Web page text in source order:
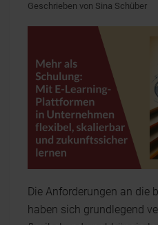
Geschrieben von Sina Schüber
Die Anforderungen an die
haben sich grundlegend